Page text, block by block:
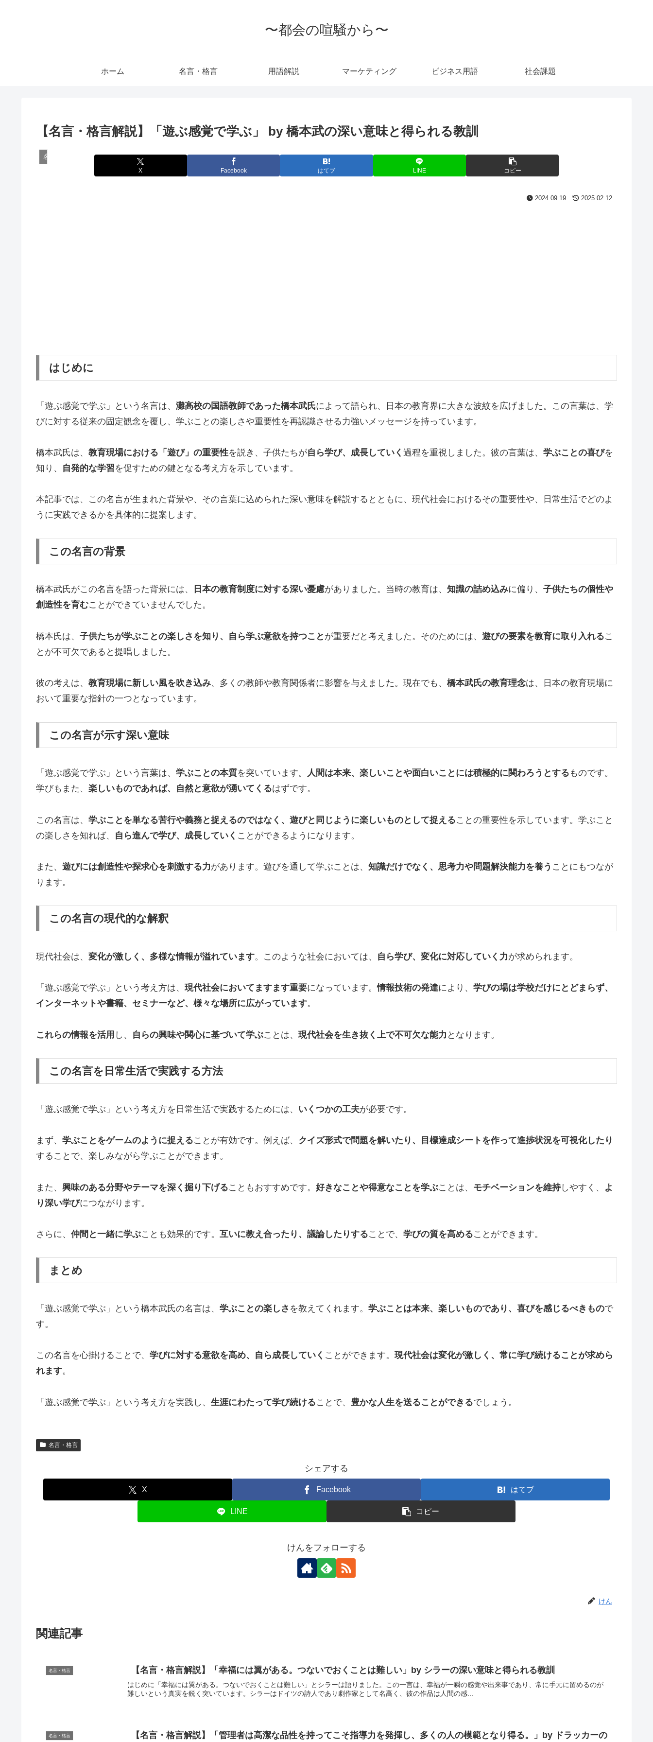
〜都会の喧騒から〜
ホーム 名言・格言 用語解説 マーケティング ビジネス用語 社会課題
【名言・格言解説】「遊ぶ感覚で学ぶ」 by 橋本武の深い意味と得られる教訓
名言・格言
X Facebook はてブ LINE コピー
2024.09.19 2025.02.12
はじめに
「遊ぶ感覚で学ぶ」という名言は、 灘高校の国語教師であった橋本武氏によって語られ、日本の教育界に大きな波紋を広げました。この言葉は、学
びに対する従来の固定観念を覆し、学ぶことの楽しさや重要性を再認識させる力強いメッセージを持っています。
橋本武氏は、 教育現場における「遊び」の重要性を説き、子供たちが自ら学び、成長していく 過程を重視しました。彼の言葉は、 学ぶことの喜びを
知り、 自発的な学習を促すための鍵となる考え方を示しています。
本記事では、この名言が生まれた背景や、その言葉に込められた深い意味を解説するとともに、現代社会におけるその重要性や、日常生活でどのよ
うに実践できるかを具体的に提案します。
この名言の背景
橋本武氏がこの名言を語った背景には、 日本の教育制度に対する深い憂慮がありました。当時の教育は、 知識の詰め込みに偏り、 子供たちの個性や
創造性を育むことができていませんでした。
橋本氏は、 子供たちが学ぶことの楽しさを知り、自ら学ぶ意欲を持つこと が重要だと考えました。そのためには、 遊びの要素を教育に取り入れるこ
とが不可欠であると提唱しました。
彼の考えは、 教育現場に新しい風を吹き込み、多くの教師や教育関係者に影響を与えました。現在でも、 橋本武氏の教育理念は、日本の教育現場に
おいて重要な指針の一つとなっています。
この名言が示す深い意味
「遊ぶ感覚で学ぶ」という言葉は、 学ぶことの本質を突いています。 人間は本来、楽しいことや面白いことには積極的に関わろうとする ものです。
学びもまた、 楽しいものであれば、自然と意欲が湧いてくるはずです。
この名言は、 学ぶことを単なる苦行や義務と捉えるのではなく、遊びと同じように楽しいものとして捉えることの重要性を示しています。学ぶこと
の楽しさを知れば、 自ら進んで学び、成長していく ことができるようになります。
また、 遊びには創造性や探求心を刺激する力があります。遊びを通して学ぶことは、 知識だけでなく、思考力や問題解決能力を養う ことにもつなが
ります。
この名言の現代的な解釈
現代社会は、 変化が激しく、多様な情報が溢れています。このような社会においては、 自ら学び、変化に対応していく力が求められます。
「遊ぶ感覚で学ぶ」という考え方は、 現代社会においてますます重要になっています。情報技術の発達により、 学びの場は学校だけにとどまらず、
インターネットや書籍、セミナーなど、様々な場所に広がっています。
これらの情報を活用 し、 自らの興味や関心に基づいて学ぶことは、 現代社会を生き抜く上で不可欠な能力 となります。
この名言を日常生活で実践する方法
「遊ぶ感覚で学ぶ」という考え方を日常生活で実践するためには、 いくつかの工夫が必要です。
まず、 学ぶことをゲームのように捉えることが有効です。例えば、 クイズ形式で問題を解いたり、目標達成シートを作って進捗状況を可視化したり
することで、楽しみながら学ぶことができます。
また、 興味のある分野やテーマを深く掘り下げることもおすすめです。 好きなことや得意なことを学ぶことは、 モチベーションを維持しやすく、 よ
り深い学びにつながります。
さらに、 仲間と一緒に学ぶことも効果的です。 互いに教え合ったり、議論したりすることで、 学びの質を高めることができます。
まとめ
「遊ぶ感覚で学ぶ」という橋本武氏の名言は、 学ぶことの楽しさ を教えてくれます。 学ぶことは本来、楽しいものであり、喜びを感じるべきもので
す。
この名言を心掛けることで、 学びに対する意欲を高め、自ら成長していく ことができます。 現代社会は変化が激しく、常に学び続けることが求めら
れます。
「遊ぶ感覚で学ぶ」という考え方を実践し、 生涯にわたって学び続けることで、 豊かな人生を送ることができるでしょう。
名言・格言
シェアする
X Facebook はてブ
LINE コピー
けんをフォローする
けん
関連記事
名言・格言 【名言・格言解説】「幸福には翼がある。つないでおくことは難しい」by シラーの深い意味と得られる教訓
はじめに「幸福には翼がある。つないでおくことは難しい」とシラーは語りました。この一言は、幸福が一瞬の感覚や出来事であり、常に手元に留めるのが
難しいという真実を鋭く突いています。シラーはドイツの詩人であり劇作家として名高く、彼の作品は人間の感...
名言・格言 【名言・格言解説】「管理者は高潔な品性を持ってこそ指導力を発揮し、多くの人の模範となり得る。」by ドラッカーの